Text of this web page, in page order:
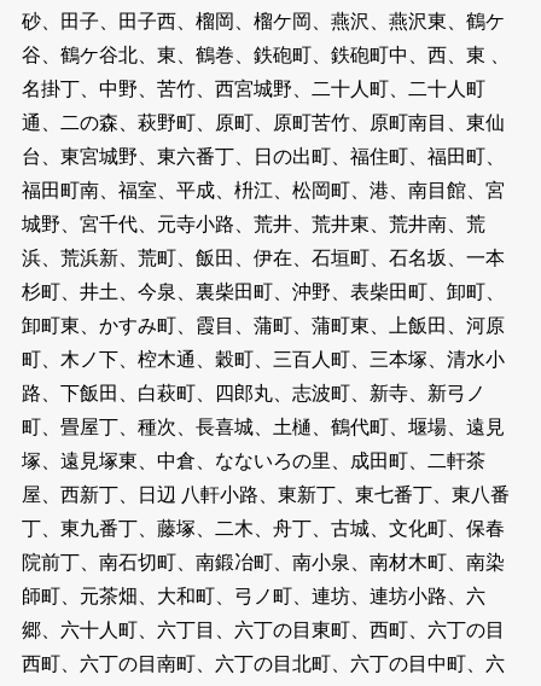
砂、田子、田子西、榴岡、榴ケ岡、燕沢、燕沢東、鶴ケ
谷、鶴ケ谷北、東、鶴巻、鉄砲町、鉄砲町中、西、東 、
名掛丁、中野、苦竹、西宮城野、二十人町、二十人町
通、二の森、萩野町、原町、原町苦竹、原町南目、東仙
台、東宮城野、東六番丁、日の出町、福住町、福田町、
福田町南、福室、平成、枡江、松岡町、港、南目館、宮
城野、宮千代、元寺小路、荒井、荒井東、荒井南、荒
浜、荒浜新、荒町、飯田、伊在、石垣町、石名坂、一本
杉町、井土、今泉、裏柴田町、沖野、表柴田町、卸町、
卸町東、かすみ町、霞目、蒲町、蒲町東、上飯田、河原
町、木ノ下、椌木通、穀町、三百人町、三本塚、清水小
路、下飯田、白萩町、四郎丸、志波町、新寺、新弓ノ
町、畳屋丁、種次、長喜城、土樋、鶴代町、堰場、遠見
塚、遠見塚東、中倉、なないろの里、成田町、二軒茶
屋、西新丁、日辺 八軒小路、東新丁、東七番丁、東八番
丁、東九番丁、藤塚、二木、舟丁、古城、文化町、保春
院前丁、南石切町、南鍛冶町、南小泉、南材木町、南染
師町、元茶畑、大和町、弓ノ町、連坊、連坊小路、六
郷、六十人町、六丁目、六丁の目東町、西町、六丁の目
西町、六丁の目南町、六丁の目北町、六丁の目中町、六